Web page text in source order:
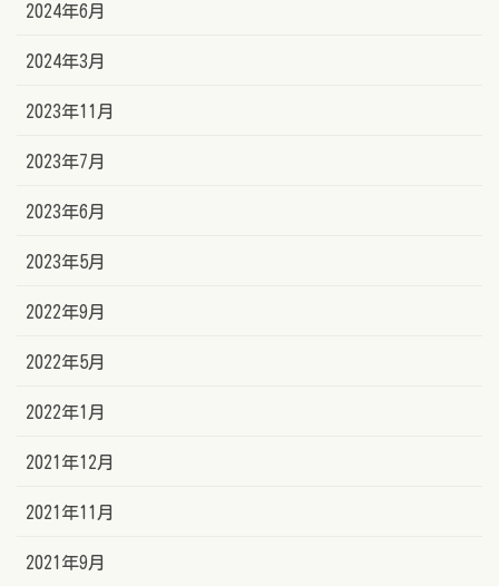
2024年6月
2024年3月
2023年11月
2023年7月
2023年6月
2023年5月
2022年9月
2022年5月
2022年1月
2021年12月
2021年11月
2021年9月